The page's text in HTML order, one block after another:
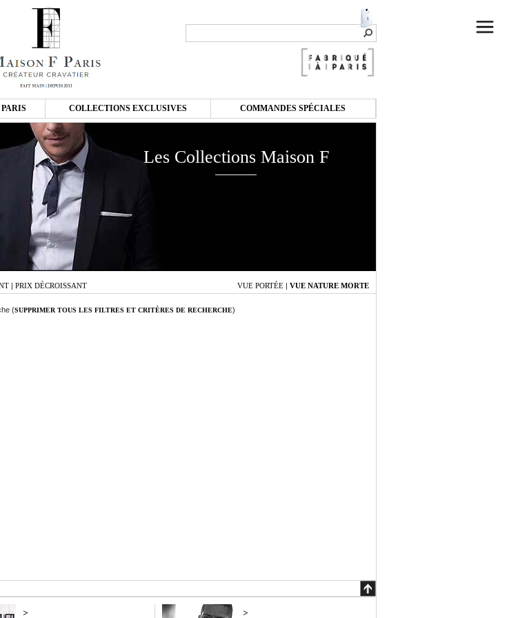
COLLECTIONS EXCLUSIVES COMMANDES SPÉCIALES
Les Collections Maison F
VUE PORTÉE | VUE NATURE MORTE
| PRIX DÉCROISSANT
(SUPPRIMER TOUS LES FILTRES ET CRITÈRES DE RECHERCHE)
> >